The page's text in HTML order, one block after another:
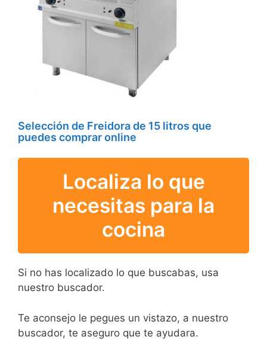
Selección de Freidora de 15 litros que
puedes comprar online
Localiza lo que
necesitas para la
cocina
Si no has localizado lo que buscabas, usa
nuestro buscador.
Te aconsejo le pegues un vistazo, a nuestro
buscador, te aseguro que te ayudara.